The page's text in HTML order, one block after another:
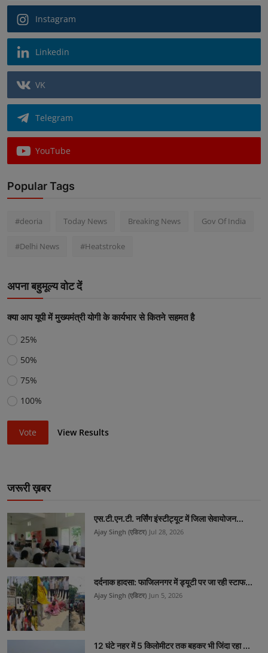
Instagram
Linkedin
VK
Telegram
YouTube
Popular Tags
#deoria Today News Breaking News Gov Of India
#Delhi News #Heatstroke
अपना बहुमूल्य वोट दें
क्या आप यूपी में मुख्यमंत्री योगी के कार्यभार से कितने सहमत है
25%
50%
75%
100%
Vote View Results
जरूरी ख़बर
एस.टी.एन.टी. नर्सिंग इंस्टीट्यूट में जिला सेवायोजन...
Ajay Singh (एडिटर) Jul 28, 2026
दर्दनाक हादसा: फाजिलनगर में ड्यूटी पर जा रही स्टाफ...
Ajay Singh (एडिटर) Jun 5, 2026
12 घंटे नहर में 5 किलोमीटर तक बहकर भी जिंदा रहा ...